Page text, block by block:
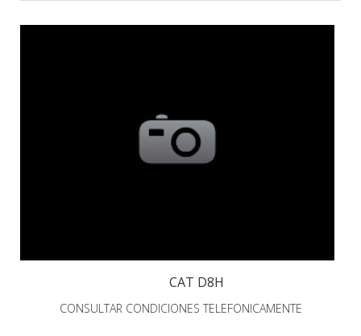
CAT D8H
CONSULTAR CONDICIONES TELEFONICAMENTE